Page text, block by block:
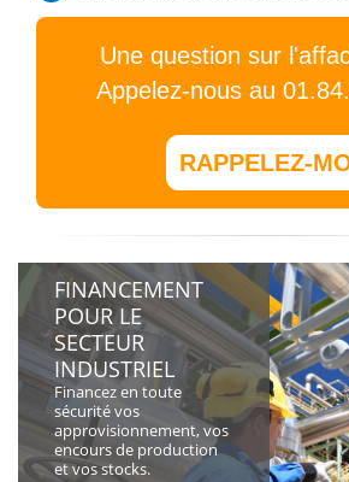
Une question sur
Appelez-nous au
RAPPELEZ-
FINANCEMENT
POUR LE
SECTEUR
INDUSTRIEL
Financez en toute
sécurité vos
approvisionnement, vos
encours de production
et vos stocks.